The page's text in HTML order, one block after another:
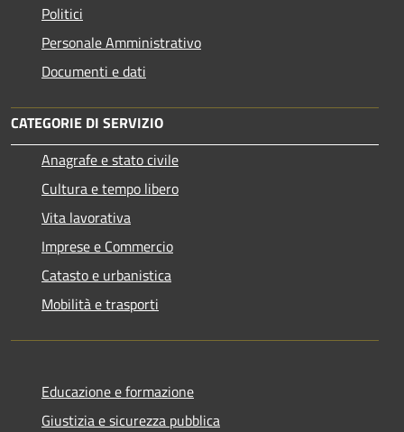
Politici
Personale Amministrativo
Documenti e dati
CATEGORIE DI SERVIZIO
Anagrafe e stato civile
Cultura e tempo libero
Vita lavorativa
Imprese e Commercio
Catasto e urbanistica
Mobilità e trasporti
Educazione e formazione
Giustizia e sicurezza pubblica